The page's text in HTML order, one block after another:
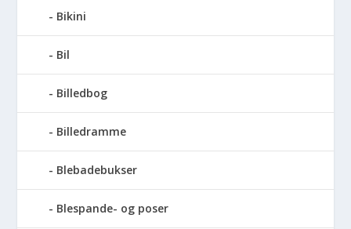
Bikini
Bil
Billedbog
Billedramme
Blebadebukser
Blespande- og poser